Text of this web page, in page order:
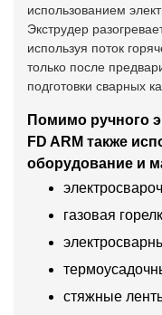
использованием
Экструдер
используя поток
только после
подготовки сварных
Помимо ручного
FD ARM также
оборудование и
газовая
стяжные